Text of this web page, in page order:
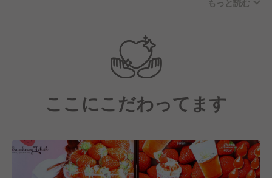
本部では、大手コンサルティングファーム等の大手企
業で経営戦略や事業拡大をリードする実績を持つ部門
責任者を筆頭に、ポジティブで挑戦心のあるメンバー
店舗スタッフや店舗責任者は笑顔を大切にし、お客様
に喜んでもらえることが好きな若手女性が多く活躍中
ここにこだわってます